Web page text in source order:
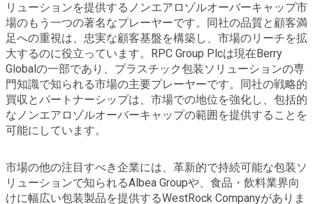
リューションを提供するノンエアロゾルオーバーキャップ市
場のもう一つの著名なプレーヤーです。同社の品質と顧客満
足への重視は、忠実な顧客基盤を構築し、市場のリーチを拡
大するのに役立っています。RPC Group Plcは現在Berry
Globalの一部であり、プラスチック包装ソリューションの専
門知識で知られる市場の主要プレーヤーです。同社の戦略的
買収とパートナーシップは、市場での地位を強化し、包括的
なノンエアロゾルオーバーキャップの範囲を提供することを
可能にしています。
市場の他の注目すべき企業には、革新的で持続可能な包装ソ
リューションで知られるAlbea Groupや、食品・飲料業界向
けに幅広い包装製品を提供するWestRock Companyがありま